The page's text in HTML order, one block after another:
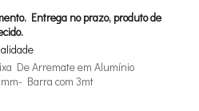
Entrega no prazo, produto de
De Arremate em Alumínio
Barra com 3mt